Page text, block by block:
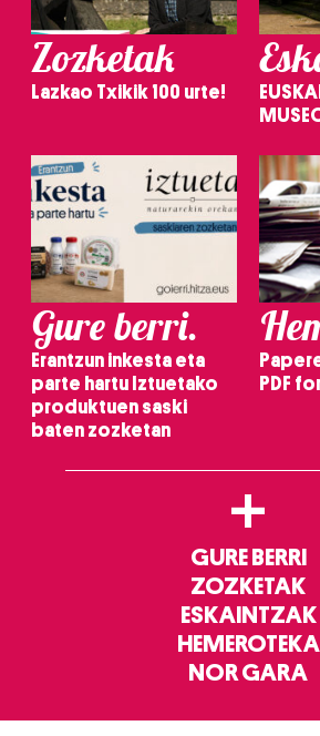
Zozketak
Lazkao Txikik 100 urte!
Gure berri.
Erantzun inkesta eta
parte hartu Iztuetako
produktuen saski
baten zozketan
PDF
+
GURE BERRI
ZOZKETAK
ESKAINTZAK
HEMEROTEKA
NOR GARA